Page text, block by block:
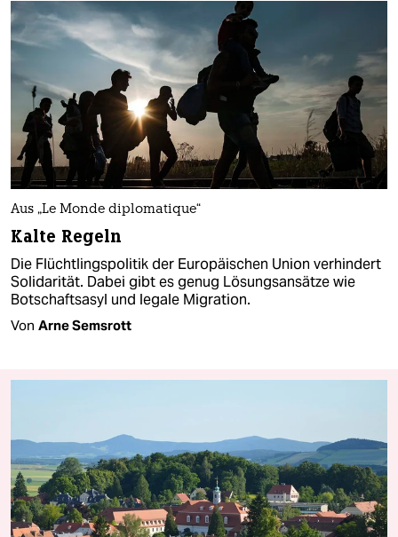
Aus „Le Monde diplomatique“
Kalte Regeln
Die Flüchtlingspolitik der Europäischen Union verhindert
Solidarität. Dabei gibt es genug Lösungsansätze wie
Botschaftsasyl und legale Migration.
Von Arne Semsrott